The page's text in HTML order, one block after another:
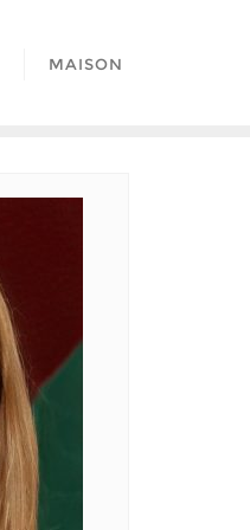
MAISON